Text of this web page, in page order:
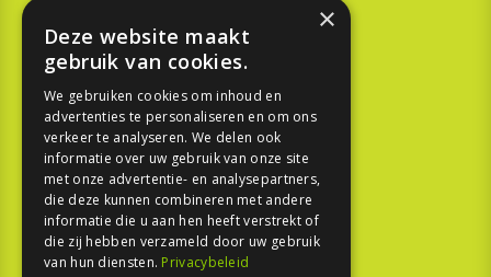
KOOPGIDS
TESTEN
SPORT
REPORTAGE
TOUREN
×
Deze website maakt
gebruik van cookies.
We gebruiken cookies om inhoud en
advertenties te personaliseren en om ons
verkeer te analyseren. We delen ook
informatie over uw gebruik van onze site
met onze advertentie- en analysepartners,
die deze kunnen combineren met andere
informatie die u aan hen heeft verstrekt of
die zij hebben verzameld door uw gebruik
van hun diensten. Privacybeleid